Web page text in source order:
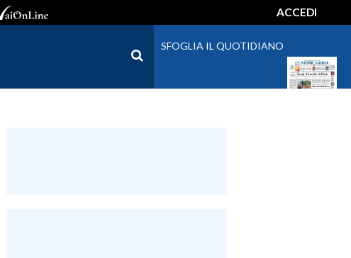
ACCEDI
SFOGLIA IL QUOTIDIANO